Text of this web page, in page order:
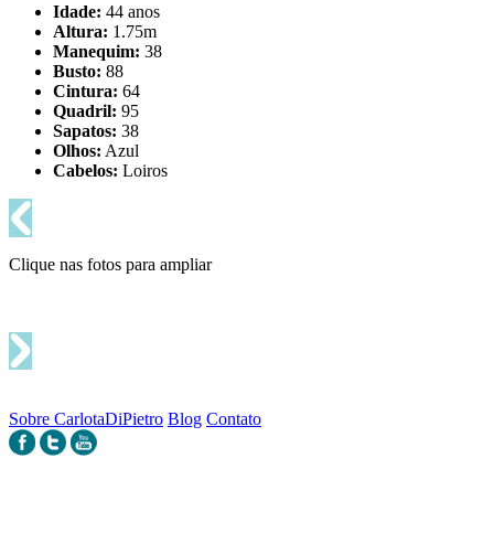
Idade: 44 anos
Altura: 1.75m
Manequim: 38
Busto: 88
Cintura: 64
Quadril: 95
Sapatos: 38
Olhos: Azul
Cabelos: Loiros
Clique nas fotos para ampliar
Sobre CarlotaDiPietro Blog Contato